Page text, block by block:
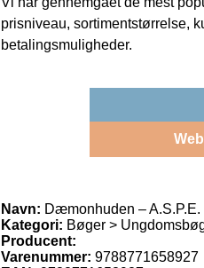
prisniveau, sortimentstørrelse,
betalingsmuligheder.
Navn: Dæmonhuden –
Kategori: Bøger >
Producent:
Varenummer: 9788771658927